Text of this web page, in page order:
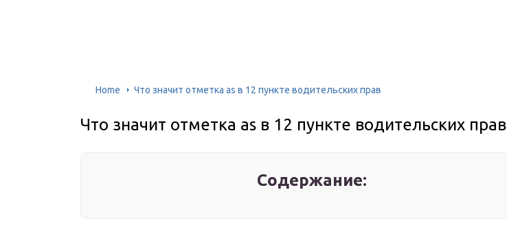
Home Что значит отметка as в 12 пункте водительских прав
Что значит отметка as в 12 пункте водительских прав
Содержание: